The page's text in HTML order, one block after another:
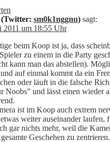
(Twitter: sm0k1nggnu) sagt:
2011 um 18:55 Uhr
beim Koop ist ja, dass
zu einem in die Party
kann man das abstellen).
auf einmal kommt da ein
oder läuft in die falsche
Noobs” und lässt einen wieder
ist im Koop auch extrem
weiter auseinander laufen,
gar nichts mehr, weil die
Geschehen zu zentrieren.